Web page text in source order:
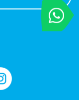
VOCÊ
Entre em